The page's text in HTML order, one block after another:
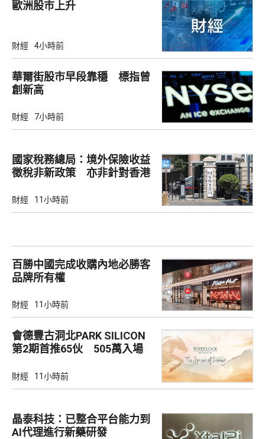
歐洲股巿上升
財經 4小時前
華爾街股市早段靠穩 標指曾
創新高
財經 7小時前
國家稅務總局：境外保險收益
徵稅非新政策 亦非針對香港
財經 11小時前
百勝中國完成收購內地必勝客
品牌所有權
財經 11小時前
會德豐古洞北PARK SILICON
第2期首推65伙 505萬入場
財經 11小時前
晶泰科技：已整合平台能力到
AI代理進行新藥研發